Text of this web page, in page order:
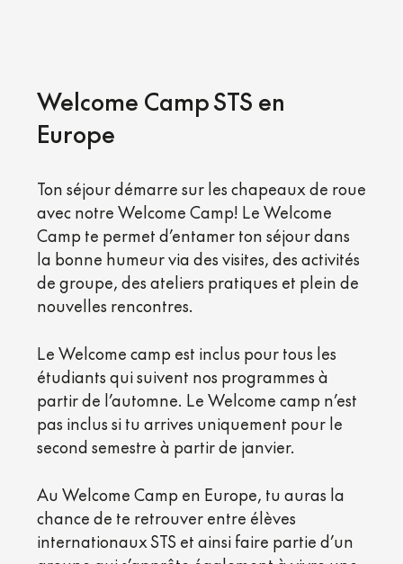
Welcome Camp STS en
Europe
Ton séjour démarre sur les chapeaux de roue
avec notre Welcome Camp! Le Welcome
Camp te permet d’entamer ton séjour dans
la bonne humeur via des visites, des activités
de groupe, des ateliers pratiques et plein de
nouvelles rencontres.
Le Welcome camp est inclus pour tous les
étudiants qui suivent nos programmes à
partir de l’automne. Le Welcome camp n’est
pas inclus si tu arrives uniquement pour le
second semestre à partir de janvier.
Au Welcome Camp en Europe, tu auras la
chance de te retrouver entre élèves
internationaux STS et ainsi faire partie d’un